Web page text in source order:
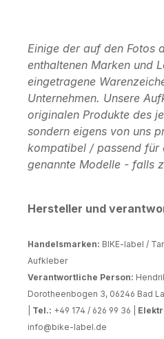
Einige der auf den Fotos
enthaltenen Marken und
eingetragene
Unternehmen. Unsere
originalen Produkte des
sondern eigens von uns
kompatibel / passend für
genannte Modelle - falls
Hersteller und
Handelsmarken: BIKE-label /
Aufkleber
Verantwortliche Person:
Dorotheenbogen 3, 06246 Bad
Tel.: +49 174 / 626 99 36 |
info@bike-label.de